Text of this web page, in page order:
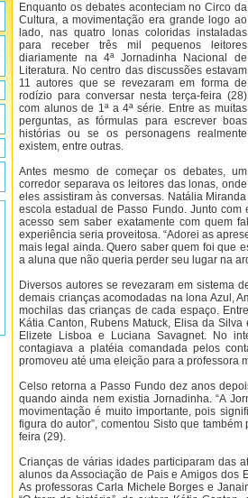
Enquanto os debates aconteciam no Circo da
Cultura, a movimentação era grande logo ao
lado, nas quatro lonas coloridas instaladas
para receber três mil pequenos leitores
diariamente na 4ª Jornadinha Nacional de
Literatura. No centro das discussões estavam
11 autores que se revezaram em forma de
rodízio para conversar nesta terça-feira (28)
com alunos de 1ª a 4ª série. Entre as muitas
perguntas, as fórmulas para escrever boas
histórias ou se os personagens realmente
existem, entre outras.
Antes mesmo de começar os debates, um
corredor separava os leitores das lonas, onde
eles assistiram às conversas. Natália
escola estadual de Passo Fundo. Junto
acesso sem saber exatamente com quem
experiência seria proveitosa. “Adorei as
mais legal ainda. Quero saber quem foi que
a aluna que não queria perder seu lugar na
Diversos autores se revezaram em sistema
demais crianças acomodadas na lona Azul,
mochilas das crianças de cada espaço.
Kátia Canton, Rubens Matuck, Elisa da
Elizete Lisboa e Luciana Savagnet. No
contagiava a platéia comandada pelos
promoveu até uma eleição para a professora
Celso retorna a Passo Fundo dez anos
quando ainda nem existia Jornadinha. “A
movimentação é muito importante, pois
figura do autor”, comentou Sisto que
feira (29).
Crianças de várias idades participaram das
alunos da Associação de Pais e Amigos dos
As professoras Carla Michele Borges e